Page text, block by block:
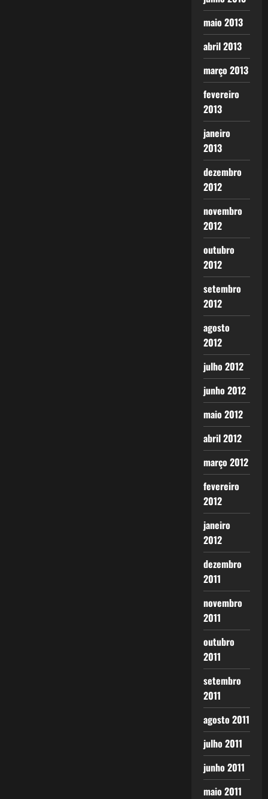
maio 2013
abril 2013
março 2013
fevereiro
2013
janeiro
2013
dezembro
2012
novembro
2012
outubro
2012
setembro
2012
agosto
2012
julho 2012
junho 2012
maio 2012
abril 2012
março 2012
fevereiro
2012
janeiro
2012
dezembro
2011
novembro
2011
outubro
2011
setembro
2011
agosto 2011
julho 2011
junho 2011
maio 2011